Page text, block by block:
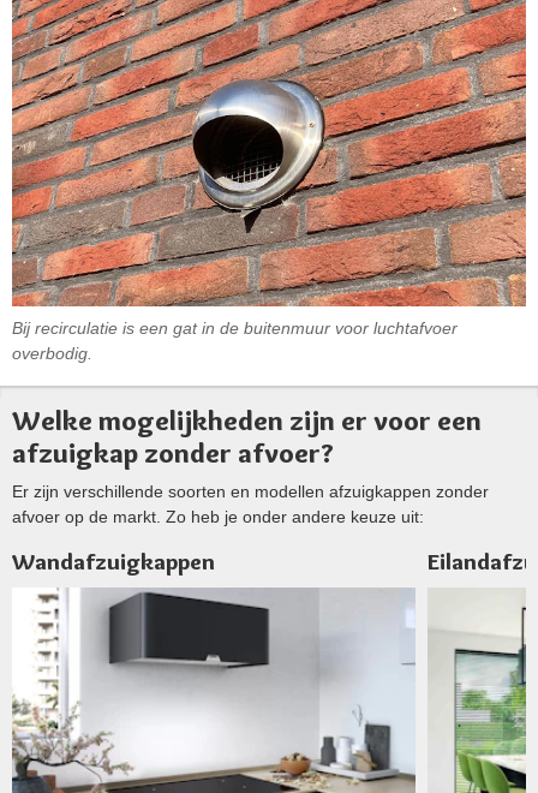
Bij recirculatie is een gat in de buitenmuur voor luchtafvoer
overbodig.
Welke mogelijkheden zijn er voor een
afzuigkap zonder afvoer?
Er zijn verschillende soorten en modellen afzuigkappen zonder
afvoer op de markt. Zo heb je onder andere keuze uit:
Wandafzuigkappen